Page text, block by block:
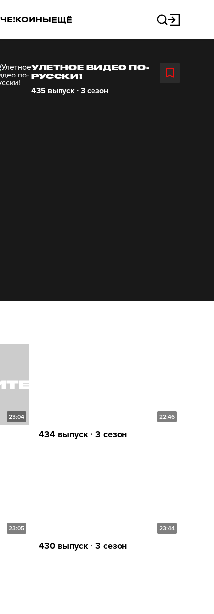
ЧЕ!КОИНЫЕЩЁ
УЛЕТНОЕ ВИДЕО ПО-
РУССКИ!
435 выпуск ∙ 3 сезон
23:04 22:46
434 выпуск ∙ 3 сезон
23:05 23:44
430 выпуск ∙ 3 сезон